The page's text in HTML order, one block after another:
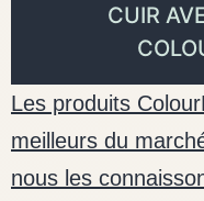
CUIR
Les produits
meilleurs du
nous les